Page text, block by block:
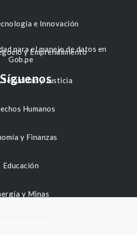
e Innovación
y Emprendimiento
Seguridad y Justicia
Humanos
y Finanzas
Educación
y Minas
para el manejo de datos en
Gob.pe
Síguenos